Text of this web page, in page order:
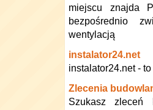
miejscu znajda
bezpośrednio
wentylacją
instalator24.net
instalator24.net -
Zlecenia
Szukasz zleceń